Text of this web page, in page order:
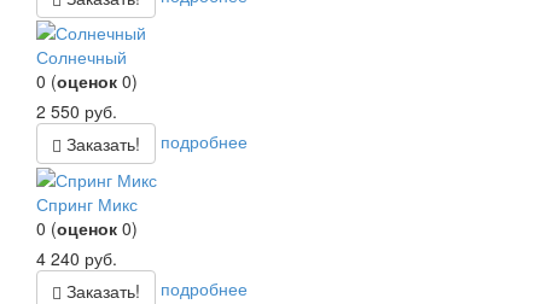
Солнечный
0 (оценок 0)
2 550 руб.
Заказать!
подробнее
Спринг Микс
0 (оценок 0)
4 240 руб.
Заказать!
подробнее